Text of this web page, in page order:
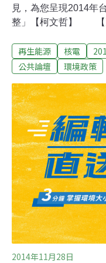
見，為您呈現2014年
整」【柯文哲】
再生能源 核電
公共論壇
環境政策
2014年11月28日